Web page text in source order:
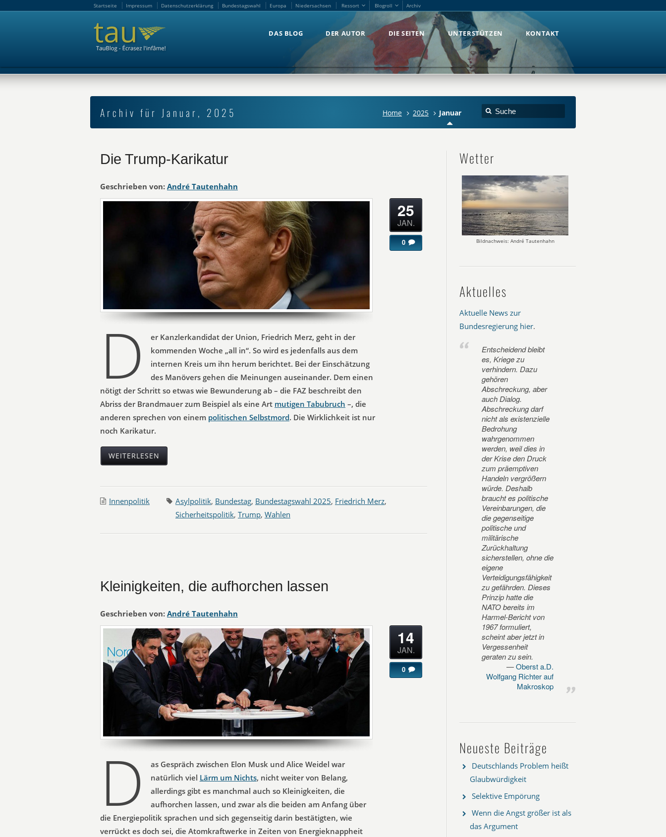
Startseite Impressum Datenschutzerklärung Bundestagswahl Europa Niedersachsen Ressort Blogroll Archiv
DAS BLOG DER AUTOR DIE SEITEN UNTERSTÜTZEN KONTAKT
Archiv für Januar, 2025 Home 2025 Januar
Die Trump-Karikatur
Geschrieben von: André Tautenhahn
D
er Kanzlerkandidat der Union, Friedrich Merz, geht in der
kommenden Woche „all in“. So wird es jedenfalls aus dem
internen Kreis um ihn herum berichtet. Bei der Einschätzung
des Manövers gehen die Meinungen auseinander. Dem einen
nötigt der Schritt so etwas wie Bewunderung ab – die FAZ beschreibt den
Abriss der Brandmauer zum Beispiel als eine Art mutigen Tabubruch –, die
anderen sprechen von einem politischen Selbstmord. Die Wirklichkeit ist nur
noch Karikatur.
WEITERLESEN
25
JAN.
0
Innenpolitik Asylpolitik, Bundestag, Bundestagswahl 2025, Friedrich Merz,
Sicherheitspolitik, Trump, Wahlen
Kleinigkeiten, die aufhorchen lassen
Geschrieben von: André Tautenhahn
D
as Gespräch zwischen Elon Musk und Alice Weidel war
natürlich viel Lärm um Nichts, nicht weiter von Belang,
allerdings gibt es manchmal auch so Kleinigkeiten, die
aufhorchen lassen, und zwar als die beiden am Anfang über
die Energiepolitik sprachen und sich gegenseitig darin bestätigten, wie
verrückt es doch sei, die Atomkraftwerke in Zeiten von Energieknappheit
14
JAN.
0
Wetter
Bildnachweis: André Tautenhahn
Aktuelles
Aktuelle News zur
Bundesregierung hier.
Entscheidend bleibt
es, Kriege zu
verhindern. Dazu
gehören
Abschreckung, aber
auch Dialog.
Abschreckung darf
nicht als existenzielle
Bedrohung
wahrgenommen
werden, weil dies in
der Krise den Druck
zum präemptiven
Handeln vergrößern
würde. Deshalb
braucht es politische
Vereinbarungen, die
die gegenseitige
politische und
militärische
Zurückhaltung
sicherstellen, ohne die
eigene
Verteidigungsfähigkeit
zu gefährden. Dieses
Prinzip hatte die
NATO bereits im
Harmel-Bericht von
1967 formuliert,
scheint aber jetzt in
Vergessenheit
geraten zu sein.
Oberst a.D.
Wolfgang Richter auf
Makroskop
Neueste Beiträge
Deutschlands Problem heißt
Glaubwürdigkeit
Selektive Empörung
Wenn die Angst größer ist als
das Argument
Startseite Impressum Datenschutzerklärung Bundestagswahl Europa Niedersachsen Ressort Blogroll Archiv
DAS BLOG DER AUTOR DIE SEITEN UNTERSTÜTZEN KONTAKT